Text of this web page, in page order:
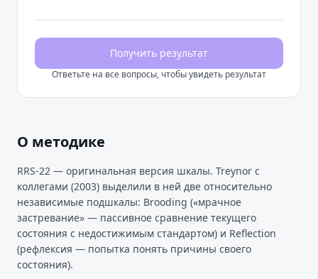
Получить результат
Ответьте на все вопросы, чтобы увидеть результат
О методике
RRS-22 — оригинальная версия шкалы. Treynor с
коллегами (2003) выделили в ней две относительно
независимые подшкалы: Brooding («мрачное
застревание» — пассивное сравнение текущего
состояния с недостижимым стандартом) и Reflection
(рефлексия — попытка понять причины своего
состояния).